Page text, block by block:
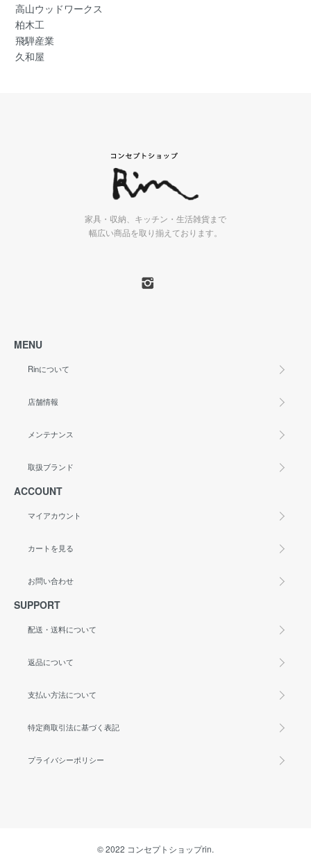
高山ウッドワークス
柏木工
飛騨産業
久和屋
家具・収納、キッチン・生活雑貨まで
幅広い商品を取り揃えております。
MENU
Rinについて
店舗情報
メンテナンス
取扱ブランド
ACCOUNT
マイアカウント
カートを見る
お問い合わせ
SUPPORT
配送・送料について
返品について
支払い方法について
特定商取引法に基づく表記
プライバシーポリシー
© 2022 コンセプトショップrin.